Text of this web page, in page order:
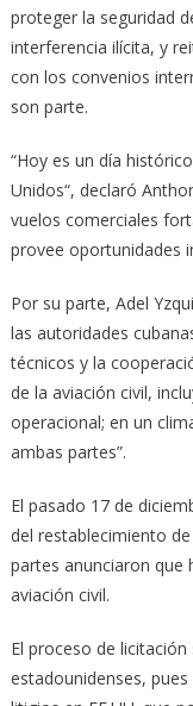
proteger la seguridad
interferencia ilícita, y
con los convenios
son parte.
“Hoy es un día
Unidos“, declaró
vuelos comerciales
provee oportunidades
Por su parte, Adel
las autoridades
técnicos y la
de la aviación civil,
operacional; en un
ambas partes”.
El pasado 17 de
del restablecimiento
partes anunciaron que
aviación civil.
El proceso de
estadounidenses,